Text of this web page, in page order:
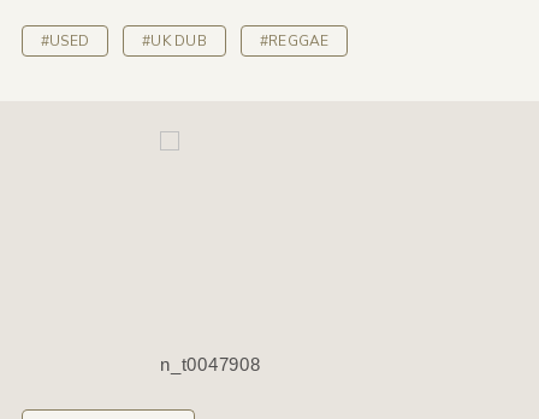
#USED #UK DUB #REGGAE
n_t0047908